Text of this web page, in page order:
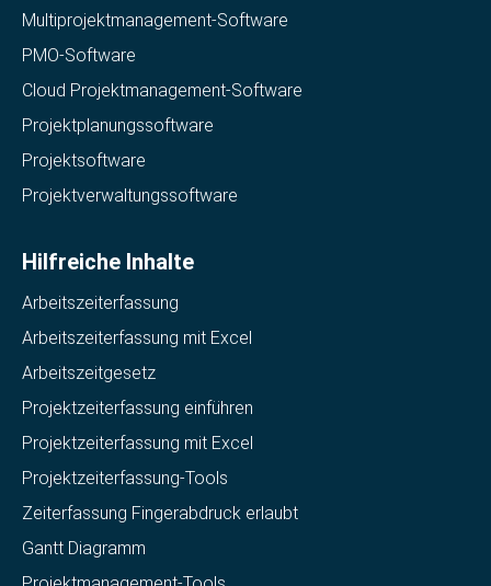
Multiprojektmanagement-Software
PMO-Software
Cloud Projektmanagement-Software
Projektplanungssoftware
Projektsoftware
Projektverwaltungssoftware
Hilfreiche Inhalte
Arbeitszeiterfassung
Arbeitszeiterfassung mit Excel
Arbeitszeitgesetz
Projektzeiterfassung einführen
Projektzeiterfassung mit Excel
Projektzeiterfassung-Tools
Zeiterfassung Fingerabdruck erlaubt
Gantt Diagramm